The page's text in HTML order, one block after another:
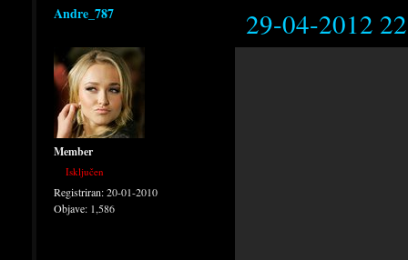
Andre_787 29-04-2012
Member
Isključen
Registriran:20-01-2010
Objave: 1,586